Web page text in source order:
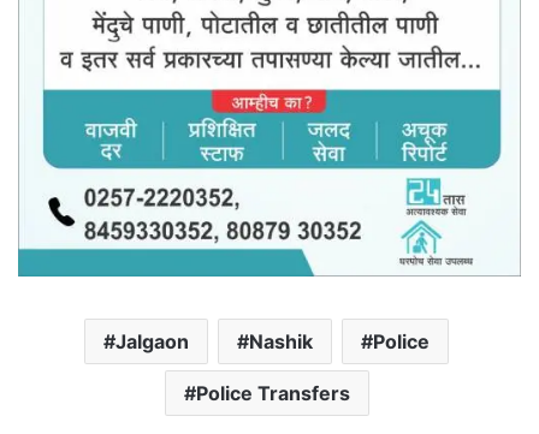
Jalgaon Nashik Police
Police Transfers